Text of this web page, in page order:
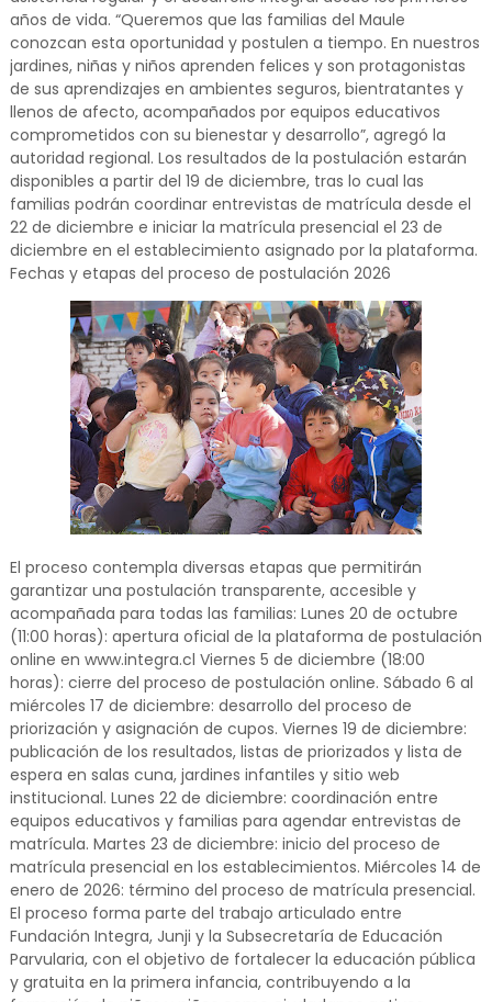
años de vida. “Queremos que las familias del Maule
conozcan esta oportunidad y postulen a tiempo. En nuestros
jardines, niñas y niños aprenden felices y son protagonistas
de sus aprendizajes en ambientes seguros, bientratantes y
llenos de afecto, acompañados por equipos educativos
comprometidos con su bienestar y desarrollo”, agregó la
autoridad regional. Los resultados de la postulación estarán
disponibles a partir del 19 de diciembre, tras lo cual las
familias podrán coordinar entrevistas de matrícula desde el
22 de diciembre e iniciar la matrícula presencial el 23 de
diciembre en el establecimiento asignado por la plataforma.
Fechas y etapas del proceso de postulación 2026
El proceso contempla diversas etapas que permitirán
garantizar una postulación transparente, accesible y
acompañada para todas las familias: Lunes 20 de octubre
(11:00 horas): apertura oficial de la plataforma de postulación
online en www.integra.cl Viernes 5 de diciembre (18:00
horas): cierre del proceso de postulación online. Sábado 6 al
miércoles 17 de diciembre: desarrollo del proceso de
priorización y asignación de cupos. Viernes 19 de diciembre:
publicación de los resultados, listas de priorizados y lista de
espera en salas cuna, jardines infantiles y sitio web
institucional. Lunes 22 de diciembre: coordinación entre
equipos educativos y familias para agendar entrevistas de
matrícula. Martes 23 de diciembre: inicio del proceso de
matrícula presencial en los establecimientos. Miércoles 14 de
enero de 2026: término del proceso de matrícula presencial.
El proceso forma parte del trabajo articulado entre
Fundación Integra, Junji y la Subsecretaría de Educación
Parvularia, con el objetivo de fortalecer la educación pública
y gratuita en la primera infancia, contribuyendo a la